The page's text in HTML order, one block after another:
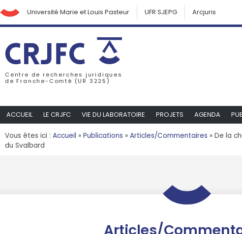
Université Marie et Louis Pasteur UFR SJEPG Arcjuris
Centre de recherches juridiques
de Franche-Comté (UR 3225)
ACCUEIL LE CRJFC VIE DU LABORATOIRE PROJETS AGENDA
Vous êtes ici : Accueil » Publications » Articles/Commentaires » De la
du Svalbard
Articles/